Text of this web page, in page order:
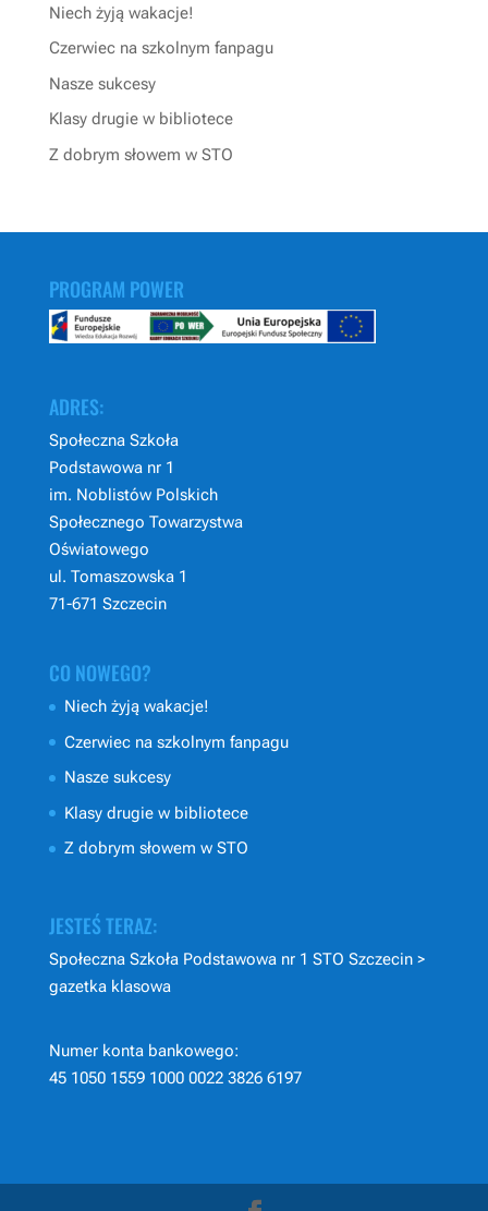
Niech żyją wakacje!
Czerwiec na szkolnym fanpagu
Nasze sukcesy
Klasy drugie w bibliotece
Z dobrym słowem w STO
PROGRAM POWER
ADRES:
Społeczna Szkoła
Podstawowa nr 1
im. Noblistów Polskich
Społecznego Towarzystwa
Oświatowego
ul. Tomaszowska 1
71-671 Szczecin
CO NOWEGO?
Niech żyją wakacje!
Czerwiec na szkolnym fanpagu
Nasze sukcesy
Klasy drugie w bibliotece
Z dobrym słowem w STO
JESTEŚ TERAZ:
Społeczna Szkoła Podstawowa nr 1 STO Szczecin>
gazetka klasowa
Numer konta bankowego:
45 1050 1559 1000 0022 3826 6197